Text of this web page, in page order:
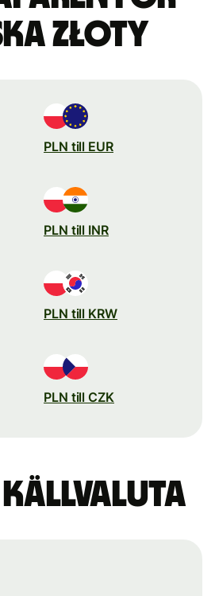
złoty
PLN till EUR
PLN till INR
PLN till KRW
PLN till CZK
källvaluta